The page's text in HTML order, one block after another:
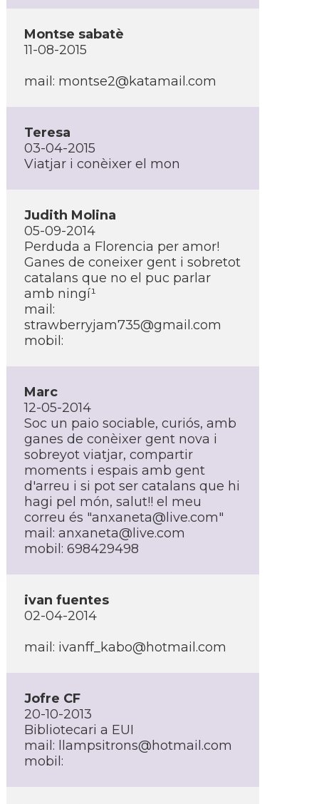
Montse sabatè
11-08-2015
mail: montse2@katamail.com
Teresa
03-04-2015
Viatjar i conèixer el mon
Judith Molina
05-09-2014
Perduda a Florencia per amor!
Ganes de coneixer gent i sobretot
catalans que no el puc parlar
amb ningí¹
mail:
strawberryjam735@gmail.com
mobil:
Marc
12-05-2014
Soc un paio sociable, curiós, amb
ganes de conèixer gent nova i
sobreyot viatjar, compartir
moments i espais amb gent
d'arreu i si pot ser catalans que hi
hagi pel món, salut!! el meu
correu és "anxaneta@live.com"
mail: anxaneta@live.com
mobil: 698429498
ivan fuentes
02-04-2014
mail: ivanff_kabo@hotmail.com
Jofre CF
20-10-2013
Bibliotecari a EUI
mail:
llampsitrons@hotmail.com
mobil: